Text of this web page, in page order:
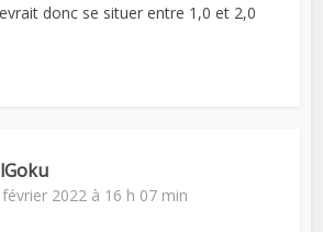
donc se situer entre 1,0 et 2,0
2022 à 16 h 07 min